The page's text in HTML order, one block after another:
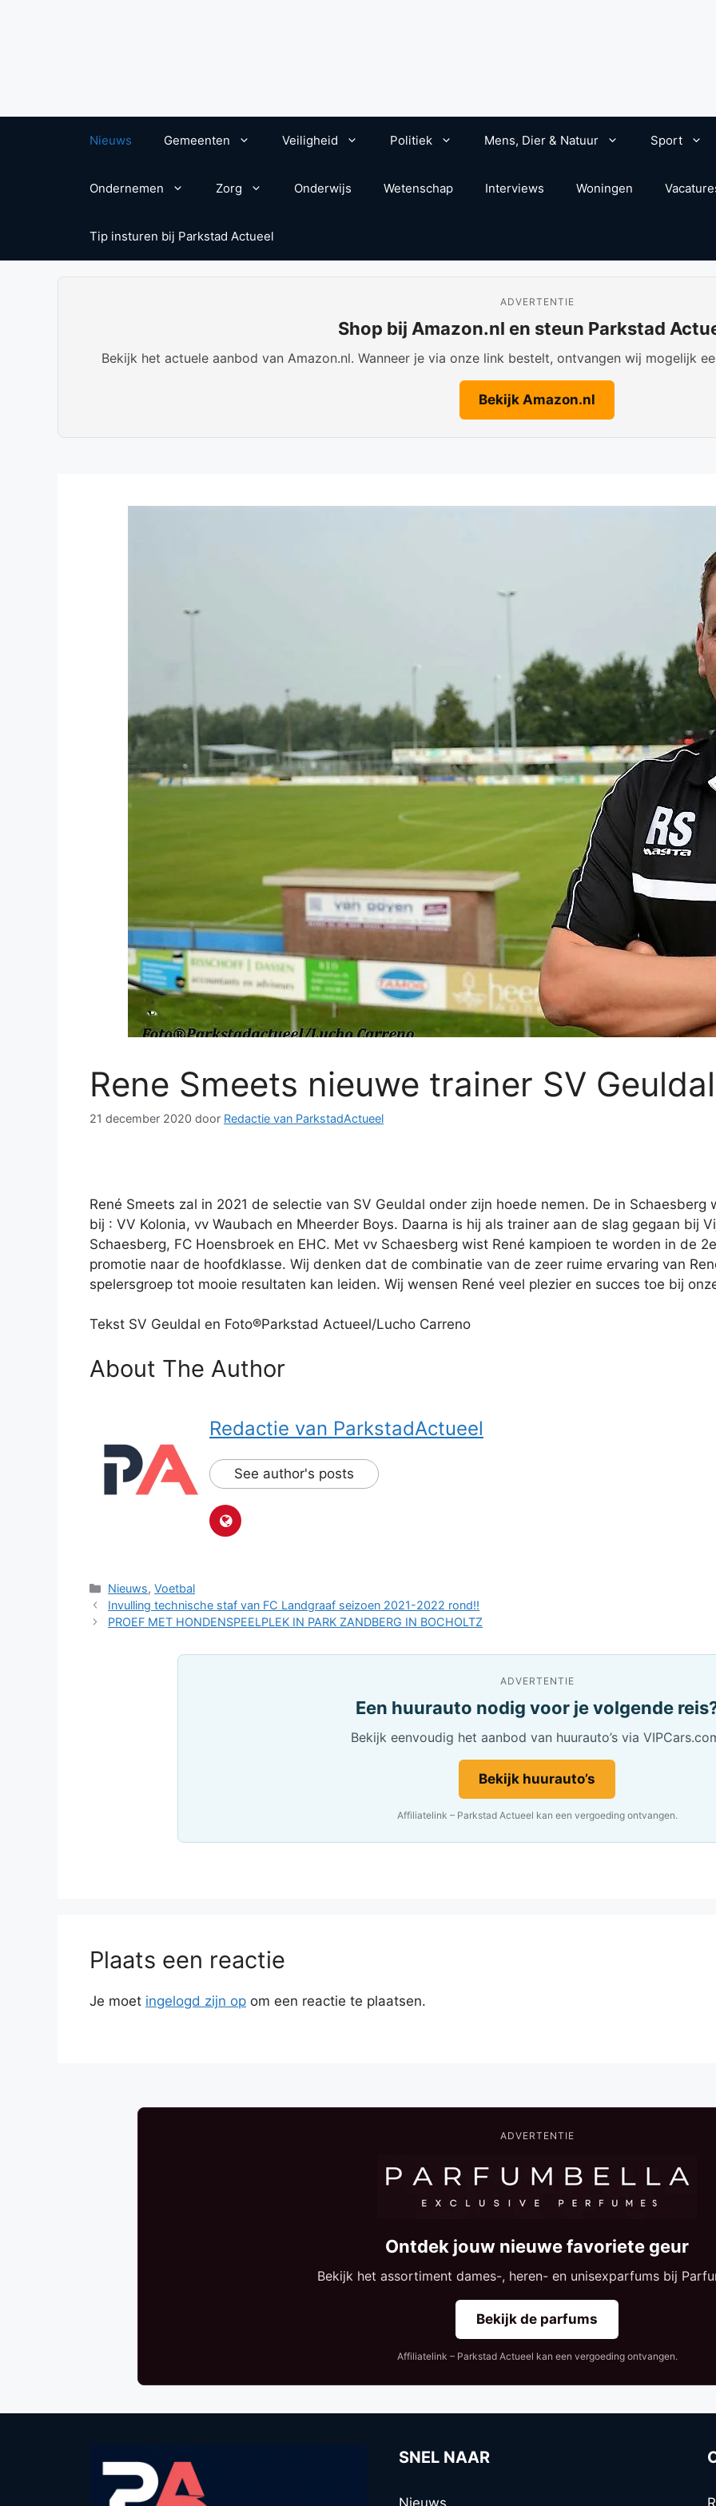
Nieuws Gemeenten Veiligheid Politiek Mens, Dier & Natuur Sport
Ondernemen Zorg Onderwijs Wetenschap Interviews Woningen
Tip insturen bij Parkstad Actueel
ADVERTENTIE
Shop bij Amazon.nl en steun Parkstad
Bekijk het actuele aanbod van Amazon.nl. Wanneer je via onze link bestelt, ontvangen wij mogelijk
Bekijk Amazon.nl
Rene Smeets nieuwe trainer SV Geuldal
21 december 2020 door Redactie van ParkstadActueel
René Smeets zal in 2021 de selectie van SV Geuldal onder zijn hoede nemen. De in
bij : VV Kolonia, vv Waubach en Mheerder Boys. Daarna is hij als trainer aan de slag gegaan bij
Schaesberg, FC Hoensbroek en EHC. Met vv Schaesberg wist René kampioen te worden in de
promotie naar de hoofdklasse. Wij denken dat de combinatie van de zeer ruime ervaring van
spelersgroep tot mooie resultaten kan leiden. Wij wensen René veel plezier en succes toe bij
Tekst SV Geuldal en Foto®Parkstad Actueel/Lucho Carreno
About The Author
Redactie van ParkstadActueel
See author's posts
Categorieën
Nieuws,Voetbal
Invulling technische staf van FC Landgraaf seizoen 2021-2022 rond!!
PROEF MET HONDENSPEELPLEK IN PARK ZANDBERG IN BOCHOLTZ
ADVERTENTIE
Een huurauto nodig voor je volgende
Bekijk eenvoudig het aanbod van huurauto’s via
Bekijk huurauto’s
Affiliatelink – Parkstad Actueel kan een vergoeding ontvangen.
Plaats een reactie
Je moet ingelogd zijn op om een reactie te plaatsen.
ADVERTENTIE
Ontdek jouw nieuwe favoriete geur
Bekijk het assortiment dames-, heren- en unisexparfums bij
Bekijk de parfums
Affiliatelink – Parkstad Actueel kan een vergoeding ontvangen.
SNEL NAAR